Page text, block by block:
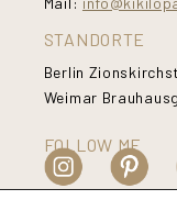
STANDORTE
Berlin
Weimar
FOLLOW ME